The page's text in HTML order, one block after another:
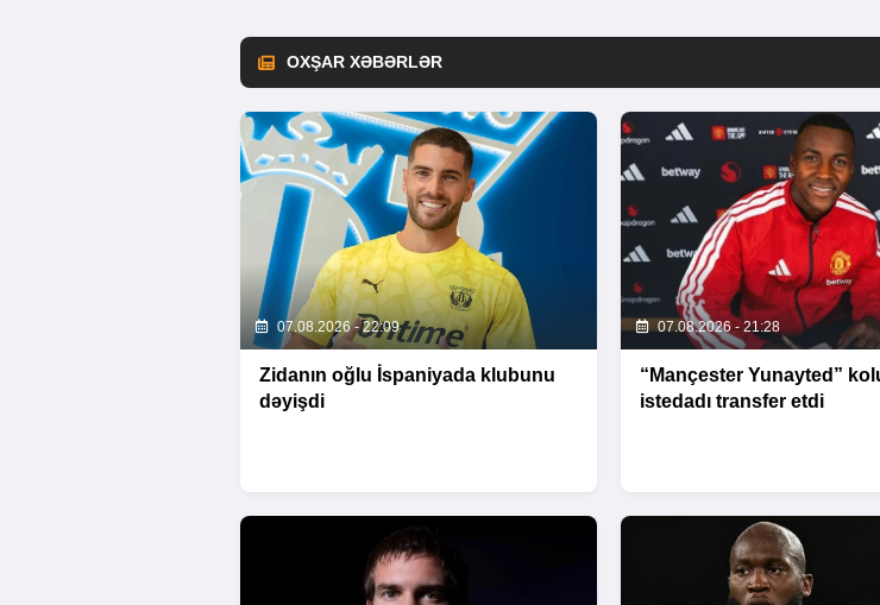
OXŞAR XƏBƏRLƏR
07.08.2026 - 22:09
Zidanın oğlu İspaniyada klubunu
dəyişdi
07.08.2026 - 21:28
“Mançester Yunayted”
istedadı transfer etdi